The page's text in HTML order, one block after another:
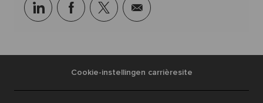
linkedin facebooktwittershare
via
Cookie-instellingen carrièresite